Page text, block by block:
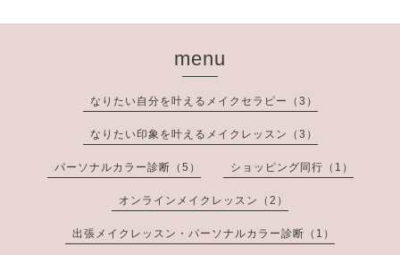
menu
なりたい自分を叶えるメイクセラピー（3）
なりたい印象を叶えるメイクレッスン（3）
パーソナルカラー診断（5） ショッピング同行（1）
オンラインメイクレッスン（2）
出張メイクレッスン・パーソナルカラー診断（1）